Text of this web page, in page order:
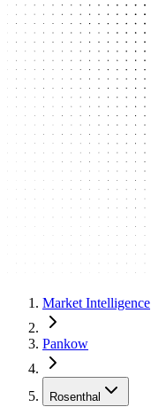
Market Intelligence
Pankow
Rosenthal